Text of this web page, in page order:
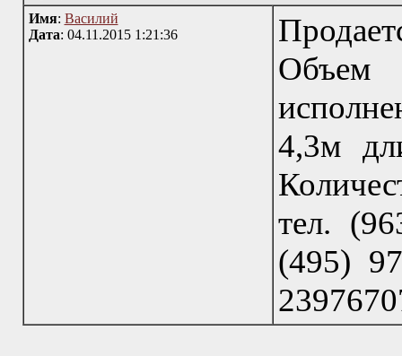
Имя: Василий
Дата: 04.11.2015 1:21:36
Объем
4,3м
тел.
(495)